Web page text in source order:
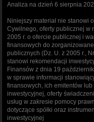
Analiza na dzień 6 sierpnia
Niniejszy materiał nie stanowi
Cywilnego, oferty publicznej w
2005 r. o ofercie publicznej i
finansowych do
publicznych (Dz. U. z 2005 r.,
stanowi rekomendacji
Finansów z dnia 19
w sprawie informacji
finansowych, ich emitentów
inwestycyjnej, oferty
usług w zakresie pomocy
dotyczące spółki oraz
inwestycyjnej